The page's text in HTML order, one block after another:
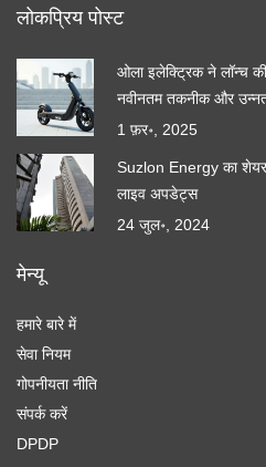
लोकप्रिय पोस्ट
ओला इलेक्ट्रिक ने लॉन्च
नवीनतम तकनीक और
1 फ़र॰, 2025
Suzlon Energy का
लाइव अपडेट्स
24 जुल॰, 2024
मेन्यू
हमारे बारे में
सेवा नियम
गोपनीयता नीति
संपर्क करें
DPDP